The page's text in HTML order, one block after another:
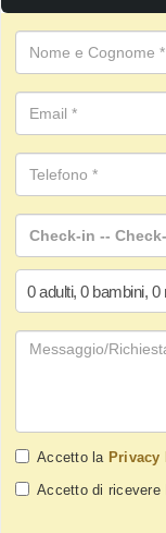
0 adulti, 0 bambini, 0
Accetto la Privacy
Accetto di ricevere